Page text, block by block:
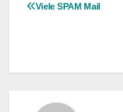
Viele SPAM Mail